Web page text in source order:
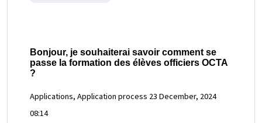
Bonjour, je souhaiterai savoir comment se
passe la formation des élèves officiers OCTA
?
Applications, Application process 23 December, 2024
08:14